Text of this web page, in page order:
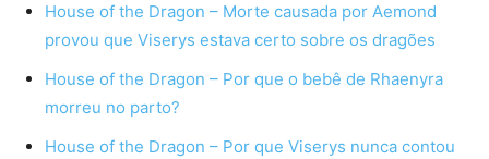
House of the Dragon – Morte causada por Aemond
provou que Viserys estava certo sobre os dragões
House of the Dragon – Por que o bebê de Rhaenyra
morreu no parto?
House of the Dragon – Por que Viserys nunca contou